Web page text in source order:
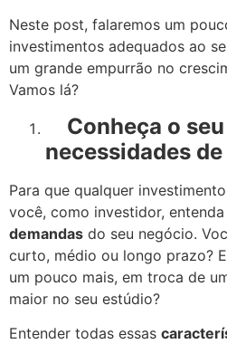
Neste post, falaremos um
investimentos adequados ao
um grande empurrão no
Vamos lá?
Conheça o
necessidades
Para que qualquer
você, como investidor, entenda
demandas do seu negócio.
curto, médio ou longo prazo?
um pouco mais, em troca de
maior no seu estúdio?
Entender todas essas